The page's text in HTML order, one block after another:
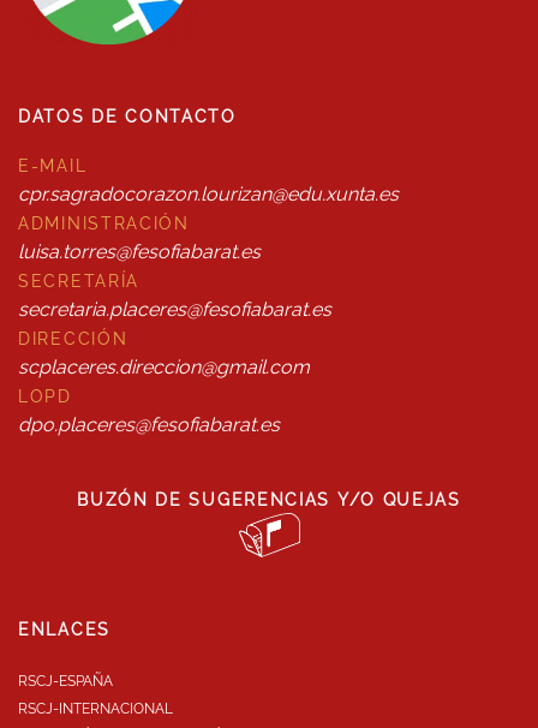
DATOS DE CONTACTO
E-MAIL
cpr.sagradocorazon.lourizan@edu.xunta.es
ADMINISTRACIÓN
luisa.torres@fesofiabarat.es
SECRETARÍA
secretaria.placeres@fesofiabarat.es
DIRECCIÓN
scplaceres.direccion@gmail.com
LOPD
dpo.placeres@fesofiabarat.es
BUZÓN DE SUGERENCIAS Y/O QUEJAS
ENLACES
RSCJ-ESPAÑA
RSCJ-INTERNACIONAL